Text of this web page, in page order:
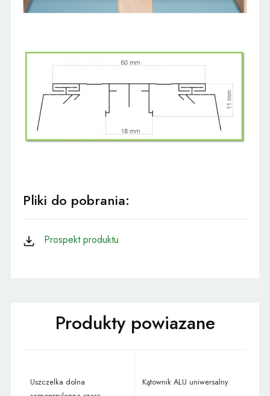
Pliki do pobrania:
Prospekt produktu
Uszczelka dolna
Kątownik ALU uniwersalny